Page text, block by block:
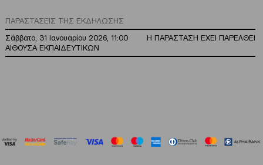
ΠΑΡΑΣΤΑΣΕΙΣ ΤΗΣ ΕΚΔΗΛΩΣΗΣ
Σάββατο, 31 Ιανουαρίου 2026, 11:00
Η ΠΑΡΑΣΤΑΣΗ ΕΧΕΙ ΠΑΡΕΛΘΕΙ
ΑΙΘΟΥΣΑ ΕΚΠΑΙΔΕΥΤΙΚΩΝ